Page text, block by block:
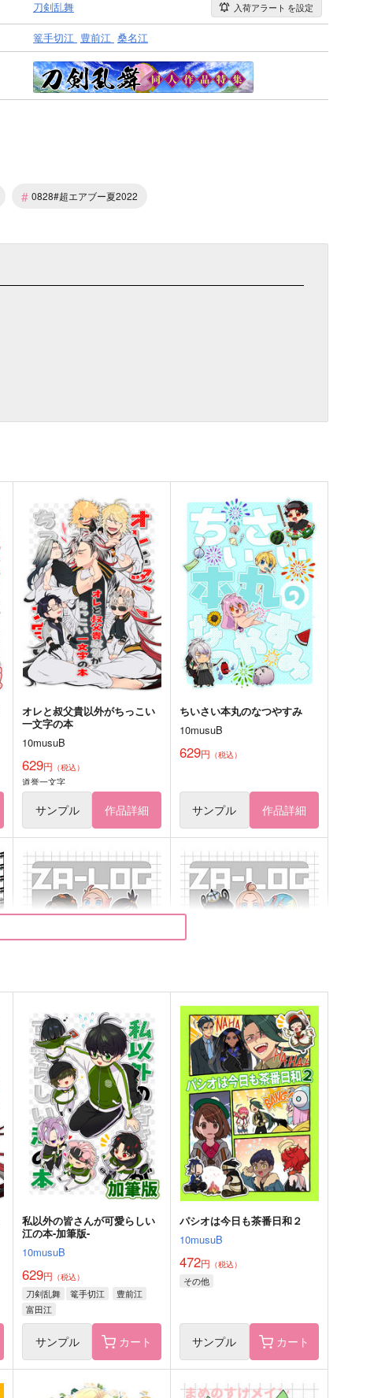
刀剣乱舞 入荷アラート を設定
篭手切江 豊前江 桑名江
# 0828#超エアブー夏2022
オレと叔父貴以外がちっこい
一文字の本
10musuB
629円 （税込）
道誉一文字
サンプル 作品詳細
ちいさい本丸のなつやすみ
10musuB
629円 （税込）
サンプル 作品詳細
ZA-LOG【特典無し】
10musuB
629円（税込）
セイカ
サンプル 作品詳細
ZA-LOG２【特典付き】
10musuB
629円（税込）
キョウヤ
サンプル 作品詳細
私以外の皆さんが可愛らしい
江の本-加筆版-
10musuB
629円 （税込）
刀剣乱舞 篭手切江
豊前江
富田江
サンプル カート
パシオは今日も茶番日和２
10musuB
472円 （税込）
その他
サンプル カート